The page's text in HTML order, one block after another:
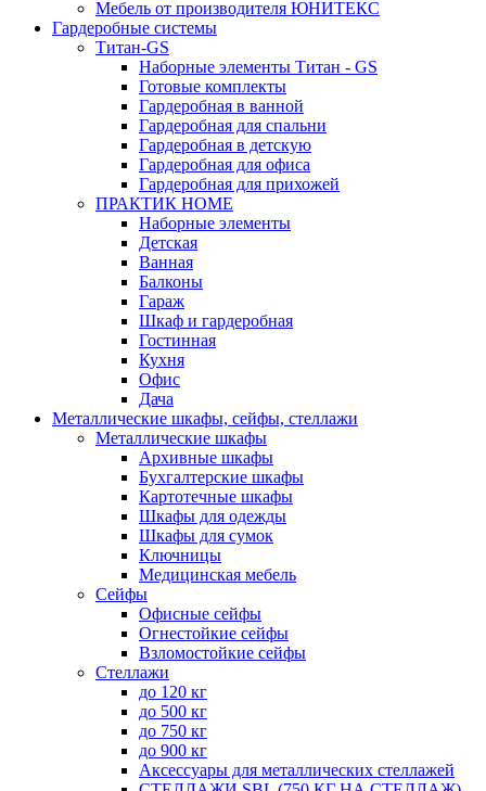
Мебель от производителя ЮНИТЕКС
Гардеробные системы
Титан-GS
Наборные элементы Титан - GS
Готовые комплекты
Гардеробная в ванной
Гардеробная для спальни
Гардеробная в детскую
Гардеробная для офиса
Гардеробная для прихожей
ПРАКТИК HOME
Наборные элементы
Детская
Ванная
Балконы
Гараж
Шкаф и гардеробная
Гостинная
Кухня
Офис
Дача
Металлические шкафы, сейфы, стеллажи
Металлические шкафы
Архивные шкафы
Бухгалтерские шкафы
Картотечные шкафы
Шкафы для одежды
Шкафы для сумок
Ключницы
Медицинская мебель
Сейфы
Офисные сейфы
Огнестойкие сейфы
Взломостойкие сейфы
Стеллажи
до 120 кг
до 500 кг
до 750 кг
до 900 кг
Аксессуары для металлических стеллажей